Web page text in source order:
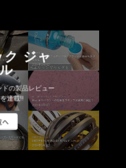
ク ジャ
の製品レビュー
連載!!
へ